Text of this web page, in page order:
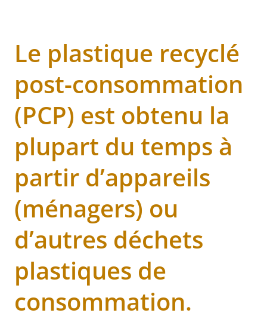
Le plastique recyclé
post-consommation
(PCP) est obtenu la
plupart du temps à
partir d’appareils
(ménagers) ou
d’autres déchets
plastiques de
consommation.